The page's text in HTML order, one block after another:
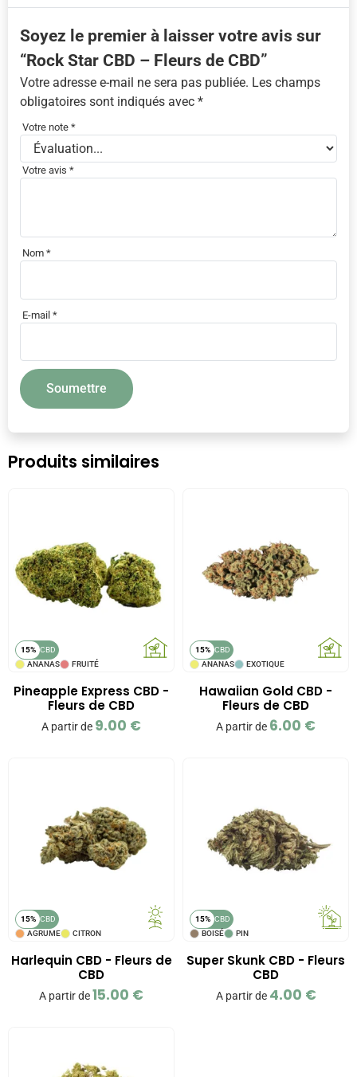
Soyez le premier à laisser votre avis sur
“Rock Star CBD – Fleurs de CBD”
Votre adresse e-mail ne sera pas publiée. Les champs
obligatoires sont indiqués avec *
Votre note*
Votre avis*
Nom*
E-mail*
Produits similaires
15% CBD
ANANAS
FRUITÉ
Pineapple Express CBD -
Fleurs de CBD
A partir de 9.00 €
15% CBD
ANANAS
EXOTIQUE
Hawaiian Gold CBD -
Fleurs de CBD
A partir de 6.00 €
15% CBD
AGRUME
CITRON
Harlequin CBD - Fleurs de
CBD
A partir de15.00 €
15% CBD
BOISÉ
PIN
Super Skunk CBD - Fleurs
CBD
A partir de 4.00 €